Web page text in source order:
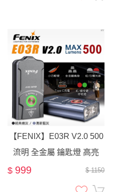
【FENIX】E03R V2.0 500
流明 全金屬 鑰匙燈 高亮
TYPE-C-經典槍灰$ 1150
$ 999